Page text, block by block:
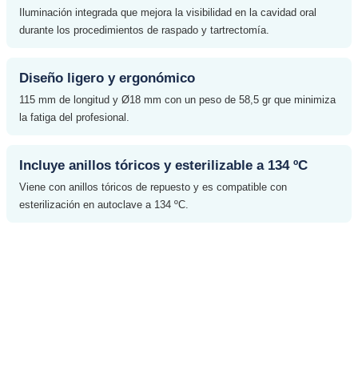
Iluminación integrada que mejora la visibilidad en la cavidad oral
durante los procedimientos de raspado y tartrectomía.
Diseño ligero y ergonómico
115 mm de longitud y Ø18 mm con un peso de 58,5 gr que minimiza
la fatiga del profesional.
Incluye anillos tóricos y esterilizable a 134 ºC
Viene con anillos tóricos de repuesto y es compatible con
esterilización en autoclave a 134 ºC.